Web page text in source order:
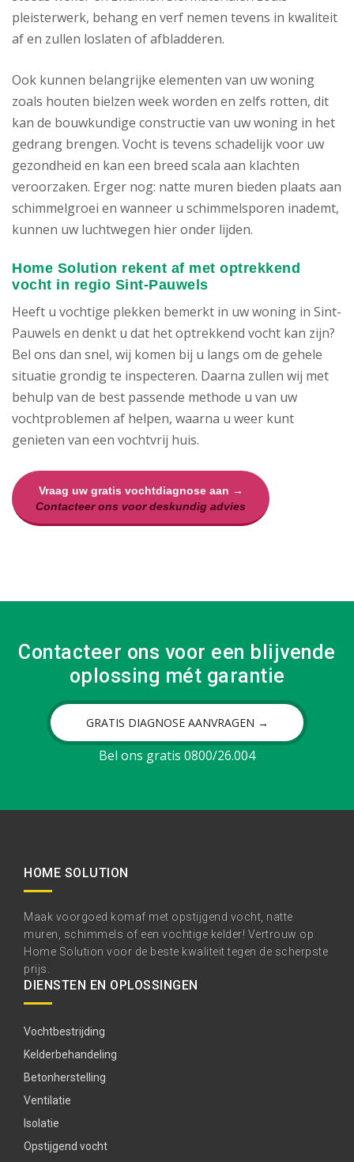
pleisterwerk, behang en verf nemen tevens in kwaliteit
af en zullen loslaten of afbladderen.
Ook kunnen belangrijke elementen van uw woning
zoals houten bielzen week worden en zelfs rotten, dit
kan de bouwkundige constructie van uw woning in het
gedrang brengen. Vocht is tevens schadelijk voor uw
gezondheid en kan een breed scala aan klachten
veroorzaken. Erger nog: natte muren bieden plaats aan
schimmelgroei en wanneer u schimmelsporen inademt,
kunnen uw luchtwegen hier onder lijden.
Home Solution rekent af met optrekkend
vocht in regio Sint-Pauwels
Heeft u vochtige plekken bemerkt in uw woning in Sint-
Pauwels en denkt u dat het optrekkend vocht kan zijn?
Bel ons dan snel, wij komen bij u langs om de gehele
situatie grondig te inspecteren. Daarna zullen wij met
behulp van de best passende methode u van uw
vochtproblemen af helpen, waarna u weer kunt
genieten van een vochtvrij huis.
Vraag uw gratis vochtdiagnose aan →
Contacteer ons voor deskundig advies
Contacteer ons voor een blijvende
oplossing mét garantie
GRATIS DIAGNOSE AANVRAGEN →
Bel ons gratis 0800/26.004
HOME SOLUTION
Maak voorgoed komaf met opstijgend vocht, natte
muren, schimmels of een vochtige kelder! Vertrouw op
Home Solution voor de beste kwaliteit tegen de scherpste
prijs.
DIENSTEN EN OPLOSSINGEN
Vochtbestrijding
Kelderbehandeling
Betonherstelling
Ventilatie
Isolatie
Opstijgend vocht